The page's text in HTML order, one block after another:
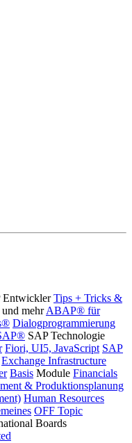
Entwickler Tips + Tricks &
mehrABAP® für
Dialogprogrammierung
SAP Technologie
Fiori, UI5, JavaScript SAP
Exchange Infrastructure
Basis Module Financials
& Produktionsplanung
Human Resources
OFF Topic
Boards